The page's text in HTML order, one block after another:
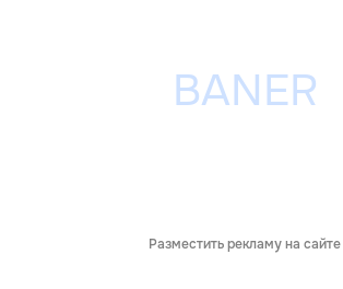
Разместить рекламу на сайте